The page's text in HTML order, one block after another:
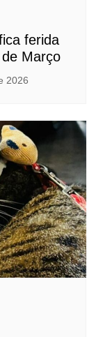
ferida
Março
2026